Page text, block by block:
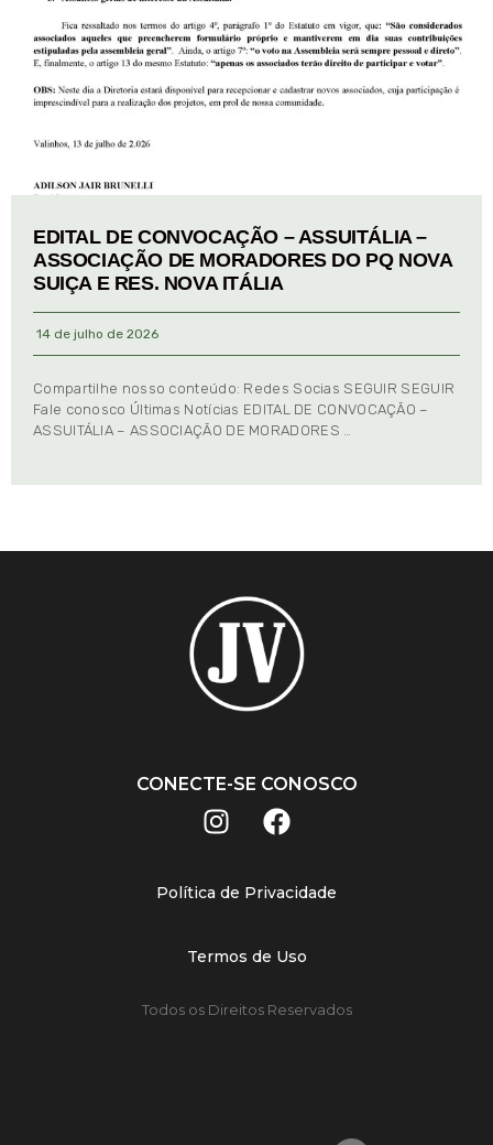
EDITAL DE CONVOCAÇÃO – ASSUITÁLIA –
ASSOCIAÇÃO DE MORADORES DO PQ NOVA
SUIÇA E RES. NOVA ITÁLIA
14 de julho de 2026
Compartilhe nosso conteúdo: Redes Socias SEGUIR SEGUIR
Fale conosco Últimas Notícias EDITAL DE CONVOCAÇÃO –
ASSUITÁLIA – ASSOCIAÇÃO DE MORADORES …
CONECTE-SE CONOSCO
Política de Privacidade
Termos de Uso
Todos os Direitos Reservados